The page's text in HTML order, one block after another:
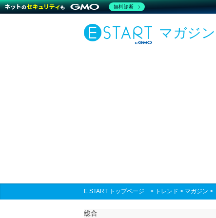
マガジン
E START トップページ > トレンド > マガジン >
総合
無料診断